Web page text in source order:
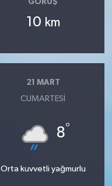
GÖRÜŞ
10 km
21 MART
CUMARTESI
8°
Orta kuvvetli yağmurlu